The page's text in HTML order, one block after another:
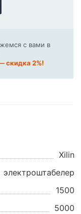
с вами в
скидка 2%!
Xilin
электроштабелер
1500
5000